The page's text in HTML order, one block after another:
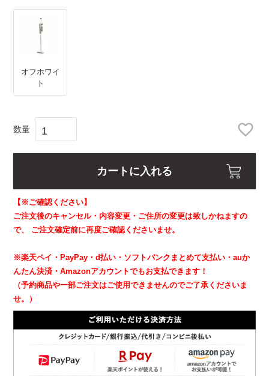
オフホワイ
ト
カートに入れる
【※ご確認ください】
ご注文後のキャンセル・内容変更・ご住所の変更は致しかねますの
で、
ご注文確定前に再度ご確認くださいませ。
※楽天ペイ・PayPay・d払い・ソフトバンクまとめて支払い・auか
んたん決済・Amazonアカウントでもお支払できます！
（予約商品や一部ご注文はご使用できませんのでご了承くださいま
せ。）